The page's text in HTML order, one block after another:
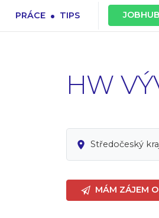
PRÁCE . TIPS JOBHUB
HW
Středočeský
MÁM ZÁJEM